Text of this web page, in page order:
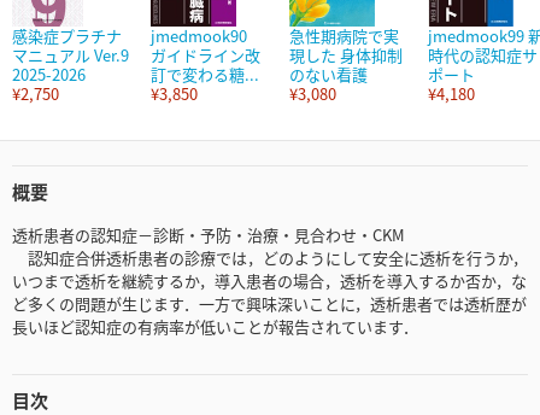
感染症プラチナ
マニュアル Ver.9
2025-2026
¥2,750
jmedmook90
ガイドライン改
訂で変わる糖...
¥3,850
急性期病院で実
現した 身体抑制
のない看護
¥3,080
jmedmook99
時代の認知症サ
ポート
¥4,180
概要
透析患者の認知症－診断・予防・治療・見合わせ・CKM
認知症合併透析患者の診療では，どのようにして安全に透析を行うか，
いつまで透析を継続するか，導入患者の場合，透析を導入するか否か，な
ど多くの問題が生じます．一方で興味深いことに，透析患者では透析歴が
長いほど認知症の有病率が低いことが報告されています．
目次